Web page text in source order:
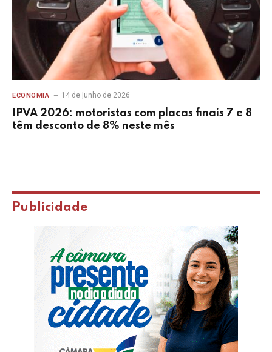
ECONOMIA 14 de junho de 2026
IPVA 2026: motoristas com placas finais 7 e 8
têm desconto de 8% neste mês
Publicidade